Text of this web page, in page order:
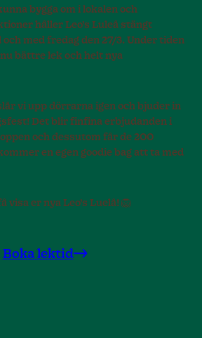
bygga om i lokalen och
håller Leo’s Luleå stängt
och med fredag den 27/3. Under tiden
bättre lek och helt nya
vi upp dörrarna igen och bjuder in
Det blir finfina erbjudanden i
och dessutom får de 200
en egen goodie bag att ta med
er nya Leo’s Luelå! 🦁
Boka lektid